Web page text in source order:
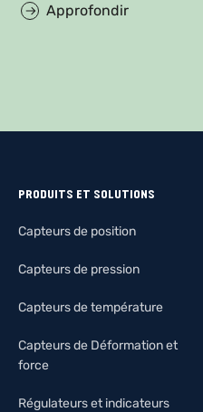
Approfondir
PRODUITS ET SOLUTIONS
Capteurs de position
Capteurs de pression
Capteurs de température
Capteurs de Déformation et
force
Régulateurs et indicateurs